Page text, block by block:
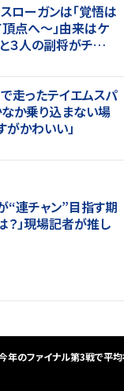
ローガンは「覚悟は
点へ～」由来はケ
人の副将がチーム
、国学院大
で走ったテイエムスパ
か乗り込まない場
かわいい」
“連チャン”目指す期
」現場記者が推し
のファイナル第3戦で平